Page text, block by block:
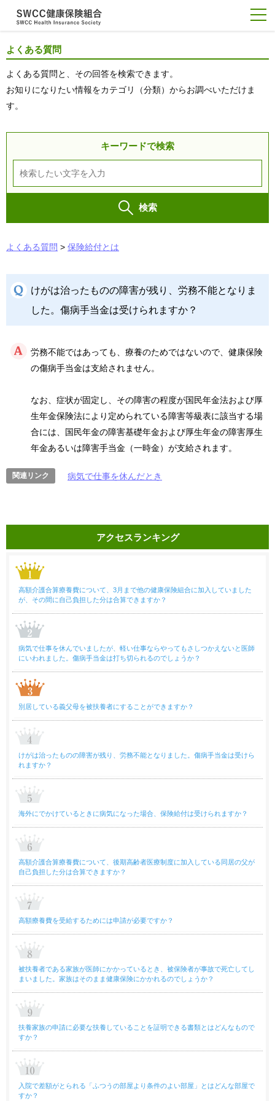
よくある質問
よくある質問と、その回答を検索できます。
お知りになりたい情報をカテゴリ（分類）からお調べいただけま
す。
キーワードで検索
検索
よくある質問 > 保険給付とは
けがは治ったものの障害が残り、労務不能となりま
した。傷病手当金は受けられますか？
労務不能ではあっても、療養のためではないので、健康保険
の傷病手当金は支給されません。
なお、症状が固定し、その障害の程度が国民年金法および厚
生年金保険法により定められている障害等級表に該当する場
合には、国民年金の障害基礎年金および厚生年金の障害厚生
年金あるいは障害手当金（一時金）が支給されます。
病気で仕事を休んだとき
アクセスランキング
高額介護合算療養費について、3月まで他の健康保険組合に加入していました
が、その間に自己負担した分は合算できますか？
病気で仕事を休んでいましたが、軽い仕事ならやってもさしつかえないと医師
にいわれました。傷病手当金は打ち切られるのでしょうか？
別居している義父母を被扶養者にすることができますか？
けがは治ったものの障害が残り、労務不能となりました。傷病手当金は受けら
れますか？
海外にでかけているときに病気になった場合、保険給付は受けられますか？
高額介護合算療養費について、後期高齢者医療制度に加入している同居の父が
自己負担した分は合算できますか？
高額療養費を受給するためには申請が必要ですか？
被扶養者である家族が医師にかかっているとき、被保険者が事故で死亡してし
まいました。家族はそのまま健康保険にかかれるのでしょうか？
扶養家族の申請に必要な扶養していることを証明できる書類とはどんなもので
すか？
入院で差額がとられる「ふつうの部屋より条件のよい部屋」とはどんな部屋で
すか？